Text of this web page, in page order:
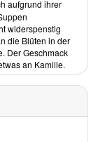
neben dem
Körper &
aufgrund ihrer
widerspenstig
die Blüten in der
Der Geschmack
an Kamille.